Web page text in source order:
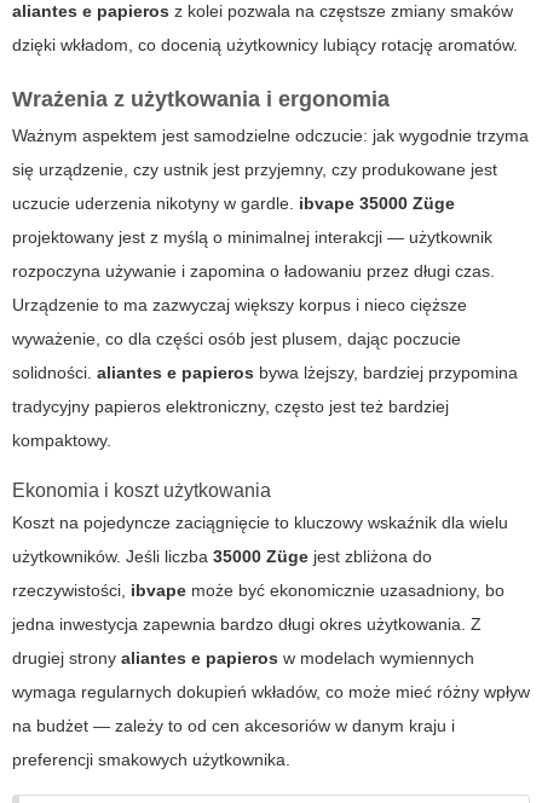
aliantes e papieros z kolei pozwala na częstsze zmiany smaków
dzięki wkładom, co docenią użytkownicy lubiący rotację aromatów.
Wrażenia z użytkowania i ergonomia
Ważnym aspektem jest samodzielne odczucie: jak wygodnie trzyma
się urządzenie, czy ustnik jest przyjemny, czy produkowane jest
uczucie uderzenia nikotyny w gardle. ibvape 35000 Züge
projektowany jest z myślą o minimalnej interakcji — użytkownik
rozpoczyna używanie i zapomina o ładowaniu przez długi czas.
Urządzenie to ma zazwyczaj większy korpus i nieco cięższe
wyważenie, co dla części osób jest plusem, dając poczucie
solidności. aliantes e papieros bywa lżejszy, bardziej przypomina
tradycyjny papieros elektroniczny, często jest też bardziej
kompaktowy.
Ekonomia i koszt użytkowania
Koszt na pojedyncze zaciągnięcie to kluczowy wskaźnik dla wielu
użytkowników. Jeśli liczba 35000 Züge jest zbliżona do
rzeczywistości, ibvape może być ekonomicznie uzasadniony, bo
jedna inwestycja zapewnia bardzo długi okres użytkowania. Z
drugiej strony aliantes e papieros w modelach wymiennych
wymaga regularnych dokupień wkładów, co może mieć różny wpływ
na budżet — zależy to od cen akcesoriów w danym kraju i
preferencji smakowych użytkownika.